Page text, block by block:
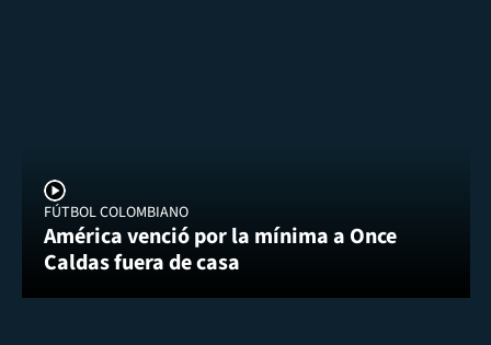
FÚTBOL COLOMBIANO
América venció por la mínima a Once
Caldas fuera de casa